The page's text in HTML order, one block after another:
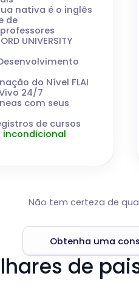
nativa é o inglês
de
UNIVERSITY
do Nível FLAI
24/7
com seus
de cursos
incondicional
Não tem certeza de
Obtenha uma
de